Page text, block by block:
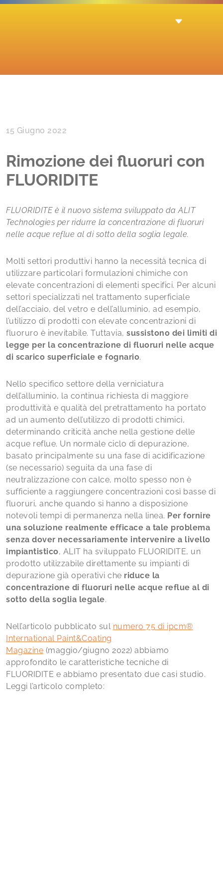
15 Giugno 2022
Rimozione dei fluoruri con
FLUORIDITE
FLUORIDITE è il nuovo sistema sviluppato da ALIT
Technologies per ridurre la concentrazione di fluoruri
nelle acque reflue al di sotto della soglia legale.
Molti settori produttivi hanno la necessità tecnica di
utilizzare particolari formulazioni chimiche con
elevate concentrazioni di elementi specifici. Per alcuni
settori specializzati nel trattamento superficiale
dell’acciaio, del vetro e dell’alluminio, ad esempio,
l’utilizzo di prodotti con elevate concentrazioni di
fluoruro è inevitabile. Tuttavia, sussistono dei limiti di
legge per la concentrazione di fluoruri nelle acque
di scarico superficiale e fognario.
Nello specifico settore della verniciatura
dell’alluminio, la continua richiesta di maggiore
produttività e qualità del pretrattamento ha portato
ad un aumento dell’utilizzo di prodotti chimici,
determinando criticità anche nella gestione delle
acque reflue. Un normale ciclo di depurazione,
basato principalmente su una fase di acidificazione
(se necessario) seguita da una fase di
neutralizzazione con calce, molto spesso non è
sufficiente a raggiungere concentrazioni così basse di
fluoruri, anche quando si hanno a disposizione
notevoli tempi di permanenza nella linea. Per fornire
una soluzione realmente efficace a tale problema
senza dover necessariamente intervenire a livello
impiantistico, ALIT ha sviluppato FLUORIDITE, un
prodotto utilizzabile direttamente su impianti di
depurazione già operativi che riduce la
concentrazione di fluoruri nelle acque reflue al di
sotto della soglia legale.
Nell’articolo pubblicato sul numero 75 di ipcm®
International Paint&Coating
Magazine (maggio/giugno 2022) abbiamo
approfondito le caratteristiche tecniche di
FLUORIDITE e abbiamo presentato due casi studio.
Leggi l’articolo completo: